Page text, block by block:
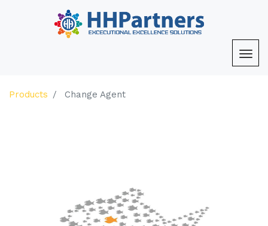
Products Change Agent